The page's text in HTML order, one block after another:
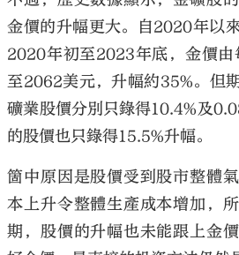
金價的升幅更大。自2020年以
2020年初至2023年底，金價
至2062美元，升幅約35%。但
礦業股價分別只錄得10.4%及
的股價也只錄得15.5%升幅。
箇中原因是股價受到股市整體
本上升令整體生產成本增加，
期，股價的升幅也未能跟上金